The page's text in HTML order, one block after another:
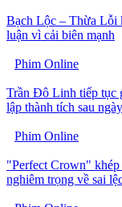
Bạch Lộc – Thừa Lỗi
luận vì cải biên mạnh
Phim Online
Trần Đô Linh tiếp tục
lập thành tích sau
Phim Online
"Perfect Crown"
nghiêm trọng về sai